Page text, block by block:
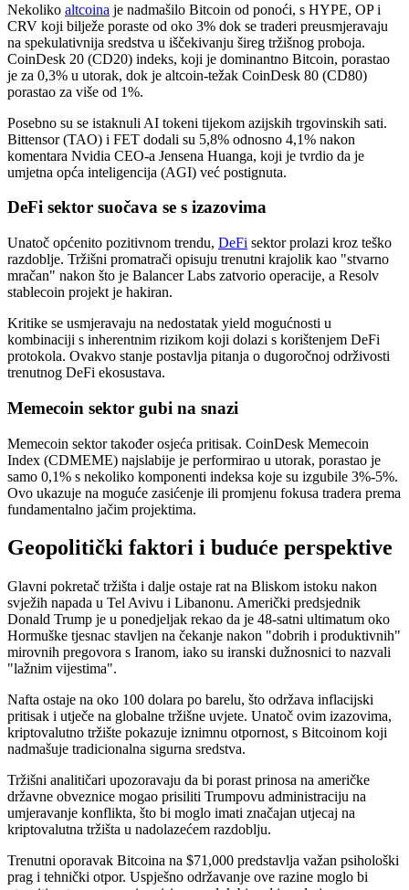
Nekoliko altcoina je nadmašilo Bitcoin od ponoći, s HYPE, OP i
CRV koji bilježe poraste od oko 3% dok se traderi preusmjeravaju
na spekulativnija sredstva u iščekivanju šireg tržišnog proboja.
CoinDesk 20 (CD20) indeks, koji je dominantno Bitcoin, porastao
je za 0,3% u utorak, dok je altcoin-težak CoinDesk 80 (CD80)
porastao za više od 1%.
Posebno su se istaknuli AI tokeni tijekom azijskih trgovinskih sati.
Bittensor (TAO) i FET dodali su 5,8% odnosno 4,1% nakon
komentara Nvidia CEO-a Jensena Huanga, koji je tvrdio da je
umjetna opća inteligencija (AGI) već postignuta.
DeFi sektor suočava se s izazovima
Unatoč općenito pozitivnom trendu, DeFi sektor prolazi kroz teško
razdoblje. Tržišni promatrači opisuju trenutni krajolik kao "stvarno
mračan" nakon što je Balancer Labs zatvorio operacije, a Resolv
stablecoin projekt je hakiran.
Kritike se usmjeravaju na nedostatak yield mogućnosti u
kombinaciji s inherentnim rizikom koji dolazi s korištenjem DeFi
protokola. Ovakvo stanje postavlja pitanja o dugoročnoj održivosti
trenutnog DeFi ekosustava.
Memecoin sektor gubi na snazi
Memecoin sektor također osjeća pritisak. CoinDesk Memecoin
Index (CDMEME) najslabije je performirao u utorak, porastao je
samo 0,1% s nekoliko komponenti indeksa koje su izgubile 3%-5%.
Ovo ukazuje na moguće zasićenje ili promjenu fokusa tradera prema
fundamentalno jačim projektima.
Geopolitički faktori i buduće perspektive
Glavni pokretač tržišta i dalje ostaje rat na Bliskom istoku nakon
svježih napada u Tel Avivu i Libanonu. Američki predsjednik
Donald Trump je u ponedjeljak rekao da je 48-satni ultimatum oko
Hormuške tjesnac stavljen na čekanje nakon "dobrih i produktivnih"
mirovnih pregovora s Iranom, iako su iranski dužnosnici to nazvali
"lažnim vijestima".
Nafta ostaje na oko 100 dolara po barelu, što održava inflacijski
pritisak i utječe na globalne tržišne uvjete. Unatoč ovim izazovima,
kriptovalutno tržište pokazuje iznimnu otpornost, s Bitcoinom koji
nadmašuje tradicionalna sigurna sredstva.
Tržišni analitičari upozoravaju da bi porast prinosa na američke
državne obveznice mogao prisiliti Trumpovu administraciju na
umjeravanje konflikta, što bi moglo imati značajan utjecaj na
kriptovalutna tržišta u nadolazećem razdoblju.
Trenutni oporavak Bitcoina na $71,000 predstavlja važan psihološki
prag i tehnički otpor. Uspješno održavanje ove razine moglo bi